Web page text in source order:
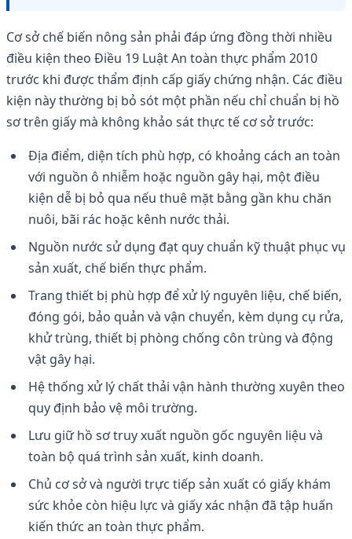
Cơ sở chế biến nông sản phải đáp ứng đồng thời nhiều
điều kiện theo Điều 19 Luật An toàn thực phẩm 2010
trước khi được thẩm định cấp giấy chứng nhận. Các điều
kiện này thường bị bỏ sót một phần nếu chỉ chuẩn bị hồ
sơ trên giấy mà không khảo sát thực tế cơ sở trước:
Địa điểm, diện tích phù hợp, có khoảng cách an toàn
với nguồn ô nhiễm hoặc nguồn gây hại, một điều
kiện dễ bị bỏ qua nếu thuê mặt bằng gần khu chăn
nuôi, bãi rác hoặc kênh nước thải.
Nguồn nước sử dụng đạt quy chuẩn kỹ thuật phục vụ
sản xuất, chế biến thực phẩm.
Trang thiết bị phù hợp để xử lý nguyên liệu, chế biến,
đóng gói, bảo quản và vận chuyển, kèm dụng cụ rửa,
khử trùng, thiết bị phòng chống côn trùng và động
vật gây hại.
Hệ thống xử lý chất thải vận hành thường xuyên theo
quy định bảo vệ môi trường.
Lưu giữ hồ sơ truy xuất nguồn gốc nguyên liệu và
toàn bộ quá trình sản xuất, kinh doanh.
Chủ cơ sở và người trực tiếp sản xuất có giấy khám
sức khỏe còn hiệu lực và giấy xác nhận đã tập huấn
kiến thức an toàn thực phẩm.